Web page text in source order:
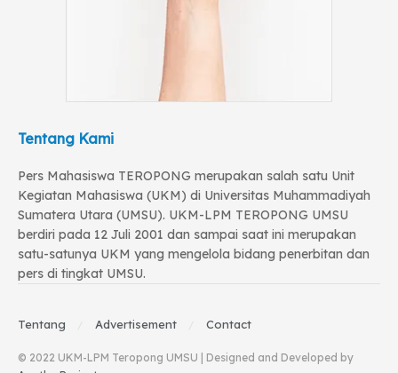
Tentang Kami
Pers Mahasiswa TEROPONG merupakan salah satu Unit
Kegiatan Mahasiswa (UKM) di Universitas Muhammadiyah
Sumatera Utara (UMSU). UKM-LPM TEROPONG UMSU
berdiri pada 12 Juli 2001 dan sampai saat ini merupakan
satu-satunya UKM yang mengelola bidang penerbitan dan
pers di tingkat UMSU.
Tentang Advertisement Contact
© 2022 UKM-LPM Teropong UMSU | Designed and Developed by